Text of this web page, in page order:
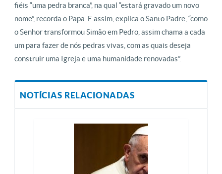
fiéis “uma pedra branca”, na qual “estará gravado um novo
nome”, recorda o Papa. E assim, explica o Santo Padre, “como
o Senhor transformou Simão em Pedro, assim chama a cada
um para fazer de nós pedras vivas, com as quais deseja
construir uma Igreja e uma humanidade renovadas”.
NOTÍCIAS RELACIONADAS